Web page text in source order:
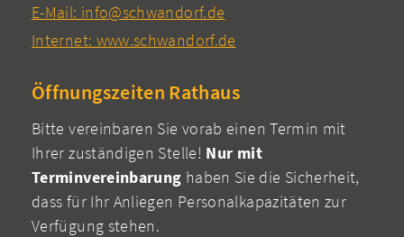
E-Mail: info@schwandorf.de
Internet: www.schwandorf.de
Öffnungszeiten Rathaus
Bitte vereinbaren Sie vorab einen Termin mit
Ihrer zuständigen Stelle! Nur mit
Terminvereinbarung haben Sie die Sicherheit,
dass für Ihr Anliegen Personalkapazitäten zur
Verfügung stehen.